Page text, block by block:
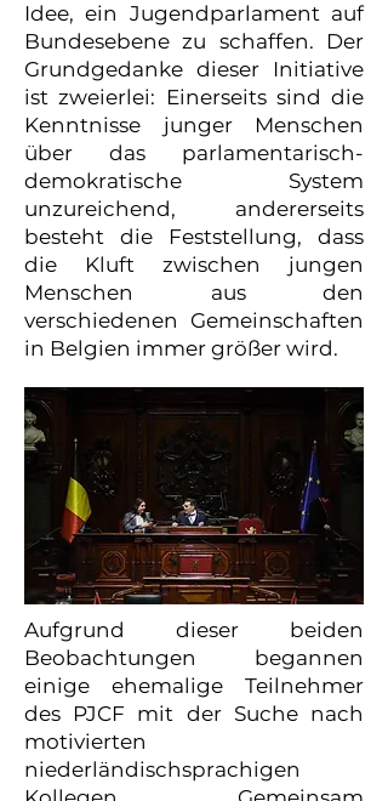
Idee, ein Jugendparlament auf
Bundesebene zu schaffen. Der
Grundgedanke dieser Initiative
ist zweierlei: Einerseits sind die
Kenntnisse junger Menschen
über das parlamentarisch-
demokratische System
unzureichend, andererseits
besteht die Feststellung, dass
die Kluft zwischen jungen
Menschen aus den
verschiedenen Gemeinschaften
in Belgien immer größer wird.
Aufgrund dieser beiden
Beobachtungen begannen
einige ehemalige Teilnehmer
des PJCF mit der Suche nach
motivierten
niederländischsprachigen